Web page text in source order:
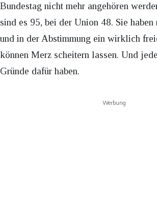
Bundestag nicht mehr angehören
sind es 95, bei der Union 48. Sie
und in der Abstimmung ein wirklich
können Merz scheitern lassen. Und
Gründe dafür haben.
Werbung